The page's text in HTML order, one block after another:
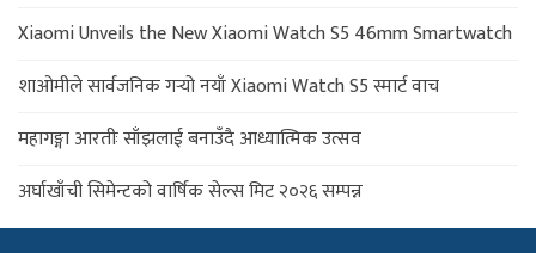
Xiaomi Unveils the New Xiaomi Watch S5 46mm Smartwatch
शाओमीले सार्वजनिक गर्‍यो नयाँ Xiaomi Watch S5 स्मार्ट वाच
महागङ्गा आरतीः साँझलाई बनाउँदै आध्यात्मिक उत्सव
अर्घाखाँची सिमेन्टको वार्षिक सेल्स मिट २०२६ सम्पन्न